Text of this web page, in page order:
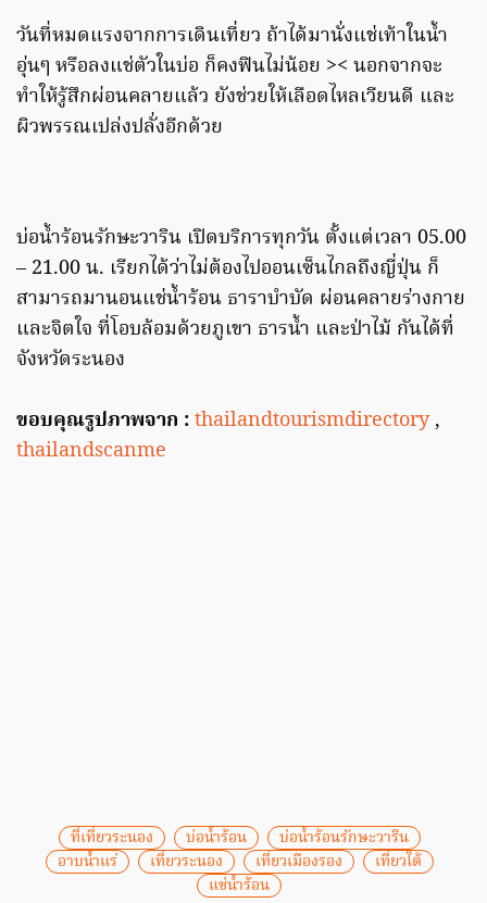
วันที่หมดแรงจากการเดินเที่ยว ถ้าได้มานั่งแช่เท้าในน้ำ
อุ่นๆ หรือลงแช่ตัวในบ่อ ก็คงฟินไม่น้อย >< นอกจากจะ
ทำให้รู้สึกผ่อนคลายแล้ว ยังช่วยให้เลือดไหลเวียนดี และ
ผิวพรรณเปล่งปลั่งอีกด้วย
บ่อน้ำร้อนรักษะวาริน เปิดบริการทุกวัน ตั้งแต่เวลา 05.00
– 21.00 น. เรียกได้ว่าไม่ต้องไปออนเซ็นไกลถึงญี่ปุ่น ก็
สามารถมานอนแช่น้ำร้อน ธาราบำบัด ผ่อนคลายร่างกาย
และจิตใจ ที่โอบล้อมด้วยภูเขา ธารน้ำ และป่าไม้ กันได้ที่
จังหวัดระนอง
ขอบคุณรูปภาพจาก :thailandtourismdirectory,
thailandscanme
ที่เที่ยวระนอง บ่อน้ำร้อน
บ่อน้ำร้อนรักษะวาริน
อาบน้ำแร่
เที่ยวระนอง เที่ยวเมืองรอง
เที่ยวใต้
แช่น้ำร้อน